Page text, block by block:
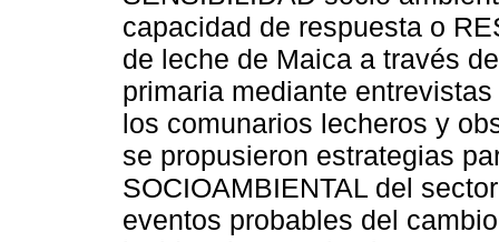
capacidad de respuesta o
de leche de Maica a través
primaria mediante
los comunarios lecheros y
se propusieron estrategias
SOCIOAMBIENTAL del
eventos probables del